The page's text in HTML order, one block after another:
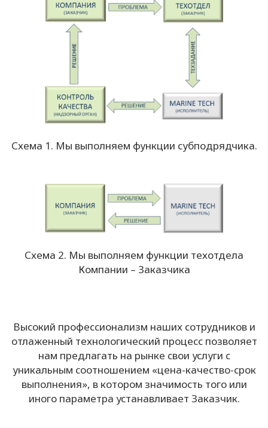
Схема 1. Мы выполняем функции субподрядчика.
Схема 2. Мы выполняем функции техотдела
Компании – Заказчика
Высокий профессионализм наших сотрудников и
отлаженный технологический процесс позволяет
нам предлагать на рынке свои услуги с
уникальным соотношением «цена-качество-срок
выполнения», в котором значимость того или
иного параметра устанавливает Заказчик.